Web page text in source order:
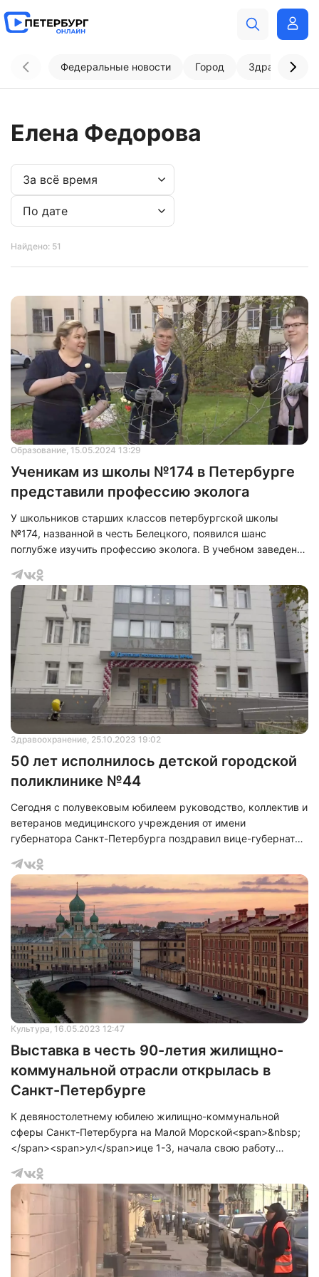
Федеральные новости Город
Елена Федорова
Найдено: 51
Образование, 15.05.2024 13:29
Ученикам из школы №174 в Петербурге
представили профессию эколога
У школьников старших классов петербургской школы
№174, названной в честь Белецкого, появился шанс
поглубже изучить профессию эколога. В учебном заведении
Учебные планы были разработаны совместно с
работниками этого надзорного органа и преподавателями
университета Петра Великого. В дополнение к
углубленному изучению дисциплины, ученики смогут
посещать крупные промышленные предприятия.
Здравоохранение, 25.10.2023 19:02
50 лет исполнилось детской городской
поликлинике №44
Сегодня с полувековым юбилеем руководство, коллектив и
ветеранов медицинского учреждения от имени
губернатора Санкт-Петербурга поздравил вице-губернатор
директор Территориального фонда ОМС Санкт-Петербурга
Константин Звоник, глава Администрации Центрального
района Елена Федорова.
Культура, 16.05.2023 12:47
Выставка в честь 90-летия жилищно-
коммунальной отрасли открылась в
Санкт-Петербурге
К девяностолетнему юбилею жилищно-коммунальной
сферы Санкт-Петербурга на Малой Морской<span>&nbsp;
</span><span>ул</span>ице 1-3, начала свою работу
торжественной церемонии участвовали вице-губернатор
Санкт‑Петербурга Анатолий<span>&nbsp;</span>
<span>Повелий</span>, глава администрации
Центрального района Елена Федорова, председатели
Жилищного комитета Олег Зотов и Архивного комитета
Петр Тищенко.